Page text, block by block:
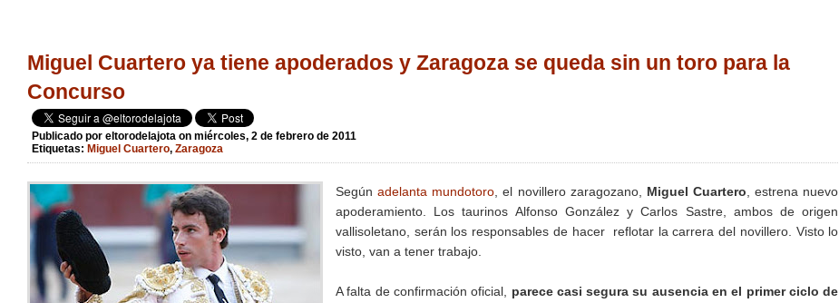
Miguel Cuartero ya tiene apoderados y Zaragoza se queda sin un toro para la
Concurso
Publicado por eltorodelajota on miércoles, 2 de febrero de 2011
Etiquetas: Miguel Cuartero, Zaragoza
Segúnadelanta mundotoro , el novillero zaragozano, Miguel Cuartero , estrena nuevo
apoderamiento. Los taurinos Alfonso González y Carlos Sastre, ambos de origen
vallisoletano, serán los responsables de hacer reflotar la carrera del novillero. Visto lo
visto, van a tener trabajo.
A falta de confirmación oficial, parece casi segura su ausencia en el primer ciclo de